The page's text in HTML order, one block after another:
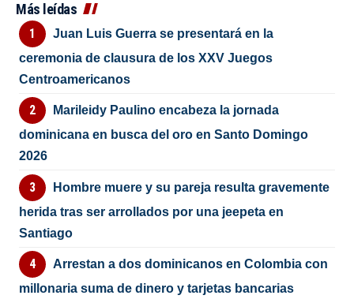
Más leídas
Juan Luis Guerra se presentará en la
ceremonia de clausura de los XXV Juegos
Centroamericanos
Marileidy Paulino encabeza la jornada
dominicana en busca del oro en Santo Domingo
2026
Hombre muere y su pareja resulta gravemente
herida tras ser arrollados por una jeepeta en
Santiago
Arrestan a dos dominicanos en Colombia con
millonaria suma de dinero y tarjetas bancarias